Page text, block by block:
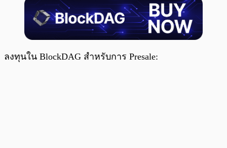
ลงทุนใน BlockDAG สำหรับการ Presale: